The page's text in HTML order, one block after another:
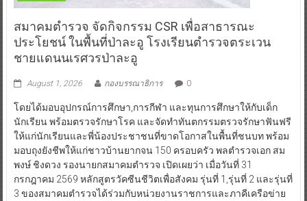
สมาคมตำรวจ จัดกิจกรรม CSR เพื่อสาธารณะ
ประโยชน์ ในพื้นที่ป่าละอู โรงเรียนตำรวจตระเวน
ชายแดนนเรศวรป่าละอู
August 1, 2026 กองบรรณาธิการ 0
โดยได้มอบอุปกรณ์การศึกษา,การกีฬา และทุนการศึกษาให้กับเด็ก
นักเรียน พร้อมตรวจรักษาโรค และจัดทำทันตกรรมตรวจรักษาฟันฟรี
ให้แก่นักเรียนและพี่น้องประชาชนที่ขาดโอกาสในพื้นที่ชนบท พร้อม
มอบถุงยังชีพให้แก่ชาวบ้านยากจน 150 ครอบครัว พลตำรวจเอก สม
พงษ์ ชิงดวง รองนายกสมาคมตำรวจ เปิดเผยว่า เมื่อวันที่ 31
กรกฎาคม 2569 หลักสูตรวัคซีนชีวิตเพื่อสังคม รุ่นที่ 1,รุ่นที่ 2 และรุ่นที่
3 ของสมาคมตำรวจได้ร่วมกับหน่วยงานราชการและภาคีเครือข่าย